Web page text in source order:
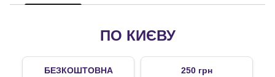
ПО КИЄВУ
БЕЗКОШТОВНА
250 грн